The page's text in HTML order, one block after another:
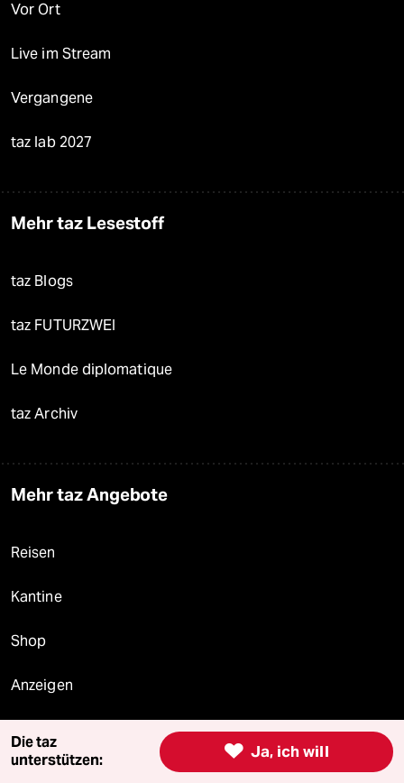
Vor Ort
Live im Stream
Vergangene
taz lab 2027
Mehr taz Lesestoff
taz Blogs
taz FUTURZWEI
Le Monde diplomatique
taz Archiv
Mehr taz Angebote
Reisen
Kantine
Shop
Anzeigen
Fragen & Hilfe
 Ja, ich will
Die taz
unterstützen: